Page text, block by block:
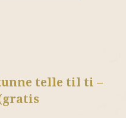
telle til ti –